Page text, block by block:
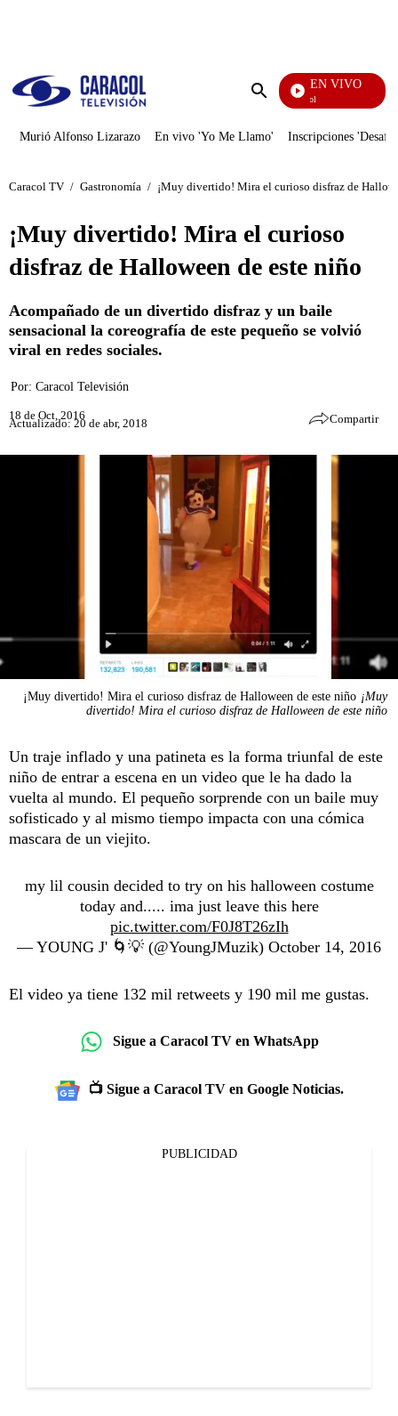
Enviar
EN VIVO
Noticias Caracol
Murió Alfonso Lizarazo En vivo 'Yo Me Llamo' Inscripciones
Caracol TV / Gastronomía / ¡Muy divertido! Mira el curioso disfraz de
¡Muy divertido! Mira el curioso
disfraz de Halloween de este niño
Acompañado de un divertido disfraz y un baile
sensacional la coreografía de este pequeño se volvió
viral en redes sociales.
Por: Caracol Televisión
18 de Oct, 2016
Actualizado: 20 de abr, 2018 Compartir
¡Muy divertido! Mira el curioso disfraz de Halloween de este niño ¡Muy
divertido! Mira el curioso disfraz de Halloween de este niño
Un traje inflado y una patineta es la forma triunfal de este
niño de entrar a escena en un video que le ha dado la
vuelta al mundo. El pequeño sorprende con un baile muy
sofisticado y al mismo tiempo impacta con una cómica
mascara de un viejito.
my lil cousin decided to try on his halloween costume
today and..... ima just leave this here
pic.twitter.com/F0J8T26zIh
— YOUNG J' 🌀💡 (@YoungJMuzik) October 14, 2016
El video ya tiene 132 mil retweets y 190 mil me gustas.
Sigue a Caracol TV en WhatsApp
📺 Sigue a Caracol TV en Google Noticias.
PUBLICIDAD